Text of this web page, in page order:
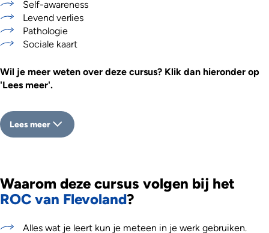
Self-awareness
Levend verlies
Pathologie
Sociale kaart
Wil je meer weten over deze cursus? Klik dan hieronder op
'Lees meer'.
Lees meer
Waarom deze cursus volgen bij het
ROC van Flevoland?
Alles wat je leert kun je meteen in je werk gebruiken.